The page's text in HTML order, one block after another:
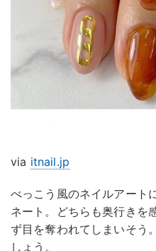
via itnail.jp
べっこう風のネイルアート
ネート。どちらも奥行きを
ず目を奪われてしまいそう
しょう。